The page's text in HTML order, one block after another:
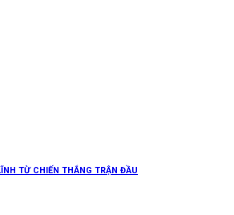
TỪ CHIẾN THẮNG TRẬN ĐẦU